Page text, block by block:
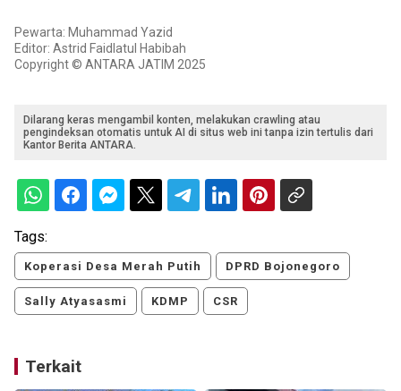
Pewarta: Muhammad Yazid
Editor: Astrid Faidlatul Habibah
Copyright © ANTARA JATIM 2025
Dilarang keras mengambil konten, melakukan crawling atau
pengindeksan otomatis untuk AI di situs web ini tanpa izin tertulis dari
Kantor Berita ANTARA.
Tags:
Koperasi Desa Merah Putih DPRD Bojonegoro
Sally Atyasasmi KDMP CSR
Terkait